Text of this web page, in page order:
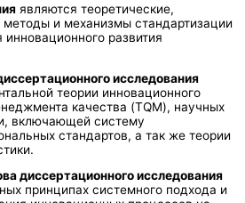
являются теоретические,
и механизмы стандартизации
развития
исследования
теории инновационного
качества (TQM), научных
включающей систему
стандартов, а так же теории
диссертационного исследования
принципах системного подхода и